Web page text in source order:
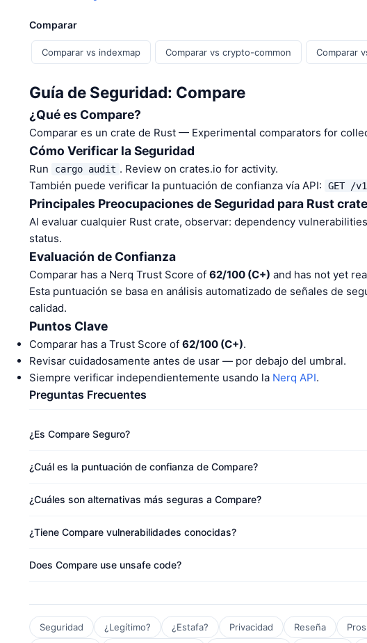
Comparar
Comparar vs indexmap Comparar vs crypto-common Comparar
Guía de Seguridad: Compare
¿Qué es Compare?
Comparar es un crate de Rust — Experimental comparators for
Cómo Verificar la Seguridad
Run cargo audit . Review on crates.io for activity.
También puede verificar la puntuación de confianza vía API:
GET /
Principales Preocupaciones de Seguridad para Rust crate
Al evaluar cualquier Rust crate, observar: dependency
status.
Evaluación de Confianza
Comparar has a Nerq Trust Score of 62/100 (C+) and has not yet
Esta puntuación se basa en análisis automatizado de señales de
calidad.
Puntos Clave
Comparar has a Trust Score of 62/100 (C+).
Revisar cuidadosamente antes de usar — por debajo del umbral.
Siempre verificar independientemente usando la Nerq API.
Preguntas Frecuentes
¿Es Compare Seguro?
¿Cuál es la puntuación de confianza de Compare?
¿Cuáles son alternativas más seguras a Compare?
¿Tiene Compare vulnerabilidades conocidas?
Does Compare use unsafe code?
Seguridad ¿Legítimo? ¿Estafa? Privacidad Reseña